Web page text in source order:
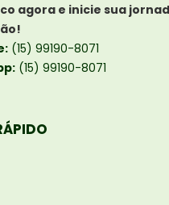
agora e inicie sua
(15) 99190-8071
(15) 99190-8071